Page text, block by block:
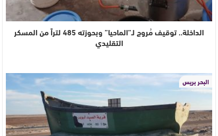
الداخلة.. توقيف مُروج لـ”الماحيا” وبحوزته 485 لتراً من المسكر
التقليدي
البحر بريس